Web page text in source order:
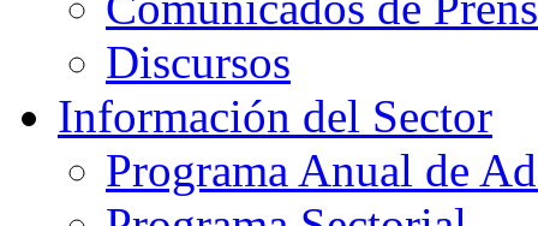
Discursos
Información del Sector
Programa Anual de